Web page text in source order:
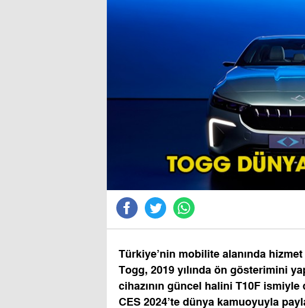
Türkiye’nin mobilite alanında
Togg, 2019 yılında ön gösterimini
cihazının güncel halini T10F
CES 2024’te dünya kamuoyuyla